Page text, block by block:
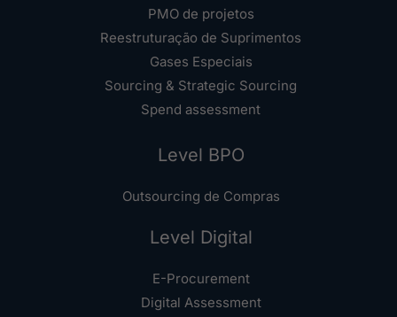
PMO de projetos
Reestruturação de Suprimentos
Gases Especiais
Sourcing & Strategic Sourcing
Spend assessment
Level BPO
Outsourcing de Compras
Level Digital
E-Procurement
Digital Assessment